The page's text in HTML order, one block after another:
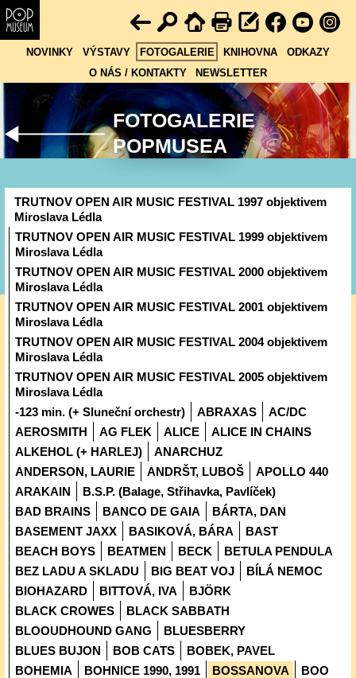
NOVINKY VÝSTAVY FOTOGALERIE KNIHOVNA
ODKAZY
O NÁS / KONTAKTY
NEWSLETTER
FOTOGALERIE
POPMUSEA
TRUTNOV OPEN AIR MUSIC FESTIVAL 1997 objektivem
Miroslava Lédla
TRUTNOV OPEN AIR MUSIC FESTIVAL 1999 objektivem
Miroslava Lédla
TRUTNOV OPEN AIR MUSIC FESTIVAL 2000 objektivem
Miroslava Lédla
TRUTNOV OPEN AIR MUSIC FESTIVAL 2001 objektivem
Miroslava Lédla
TRUTNOV OPEN AIR MUSIC FESTIVAL 2004 objektivem
Miroslava Lédla
TRUTNOV OPEN AIR MUSIC FESTIVAL 2005 objektivem
Miroslava Lédla
-123 min. (+ Sluneční orchestr)
ABRAXAS
AC/DC
AEROSMITH
AG FLEK ALICE
ALICE IN CHAINS
ALKEHOL (+ HARLEJ)
ANARCHUZ
ANDERSON, LAURIE
ANDRŠT, LUBOŠ
APOLLO 440
ARAKAIN
B.S.P. (Balage, Střihavka, Pavlíček)
BAD BRAINS
BANCO DE GAIA
BÁRTA, DAN
BASEMENT JAXX
BASIKOVÁ, BÁRA
BAST
BEACH BOYS
BEATMEN BECK
BETULA PENDULA
BEZ LADU A SKLADU
BIG BEAT VOJ
BÍLÁ NEMOC
BIOHAZARD
BITTOVÁ, IVA
BJÖRK
BLACK CROWES
BLACK SABBATH
BLOOUDHOUND GANG
BLUESBERRY
BLUES BUJON
BOB CATS
BOBEK, PAVEL
BOHEMIA
BOHNICE 1990, 1991 BOSSANOVA
BOO